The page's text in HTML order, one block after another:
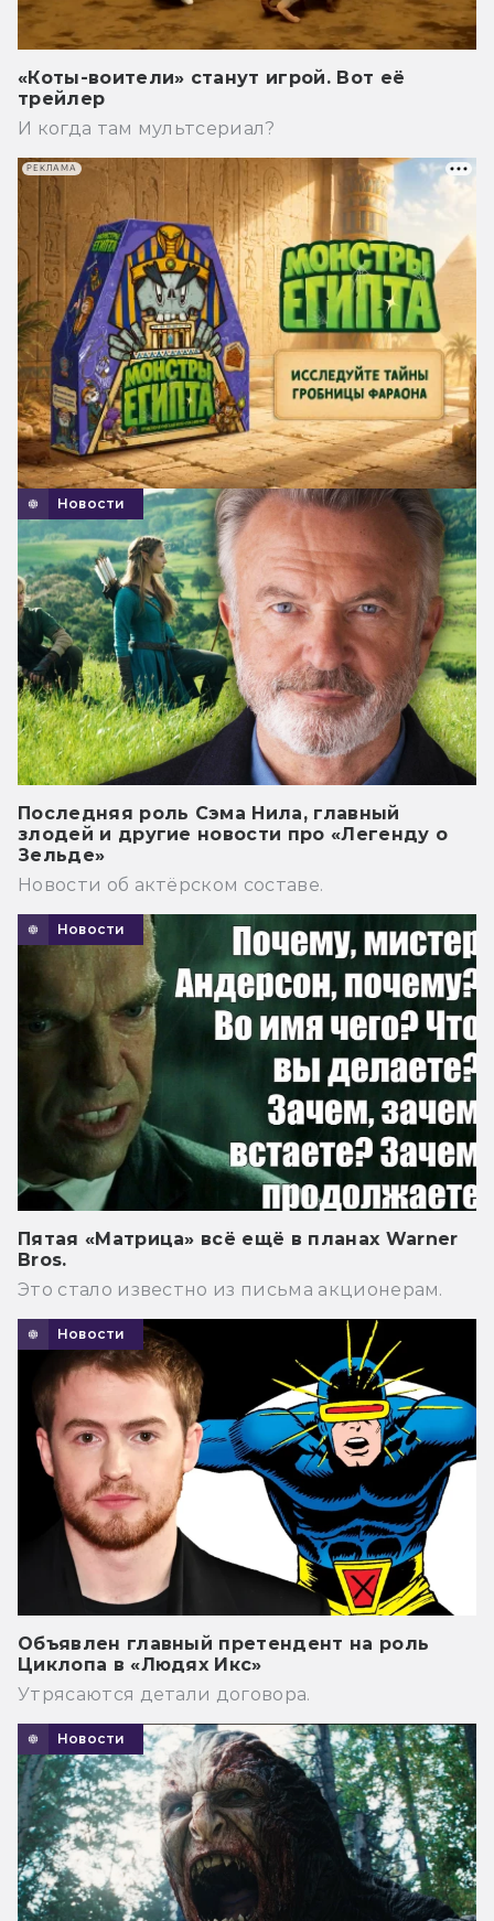
«Коты-воители» станут игрой. Вот её
трейлер
И когда там мультсериал?
Новости
Последняя роль Сэма Нила, главный
злодей и другие новости про «Легенду о
Зельде»
Новости об актёрском составе.
Новости
Пятая «Матрица» всё ещё в планах Warner
Bros.
Это стало известно из письма акционерам.
Новости
Объявлен главный претендент на роль
Циклопа в «Людях Икс»
Утрясаются детали договора.
Новости
РЕКЛАМА